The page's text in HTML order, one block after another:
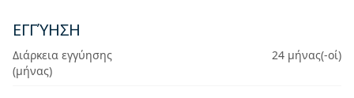
ΕΓΓΎΗΣΗ
Διάρκεια εγγύησης
(μήνας)
24 μήνας(-οί)